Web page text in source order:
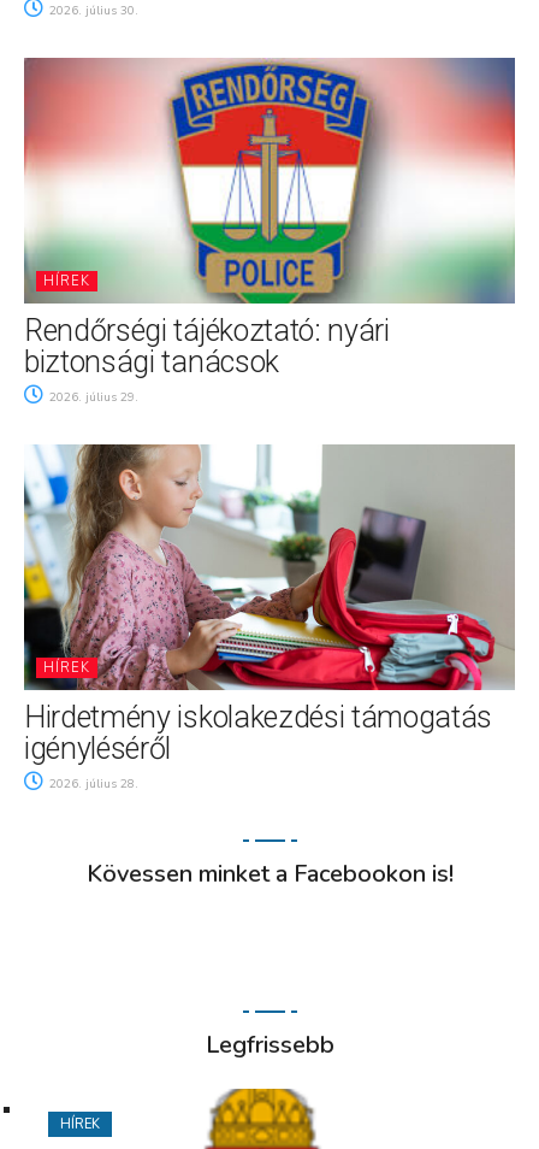
2026. július 30.
HÍREK
Rendőrségi tájékoztató: nyári
biztonsági tanácsok
2026. július 29.
HÍREK
Hirdetmény iskolakezdési támogatás
igényléséről
2026. július 28.
Kövessen minket a Facebookon is!
Legfrissebb
HÍREK